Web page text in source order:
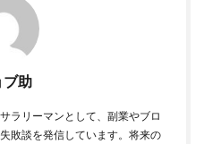
ブ助
ラリーマンとして、副業やブロ
敗談を発信しています。将来の